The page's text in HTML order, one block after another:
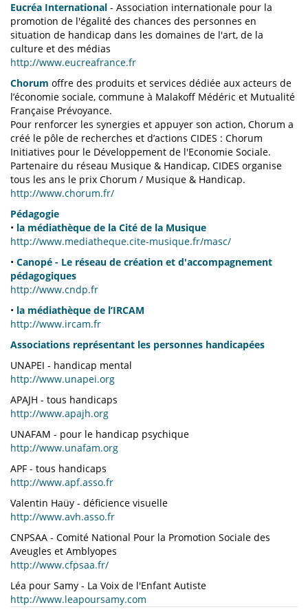
Eucréa International - Association internationale pour la
promotion de l'égalité des chances des personnes en
situation de handicap dans les domaines de l'art, de la
culture et des médias
http://www.eucreafrance.fr
Chorum offre des produits et services dédiée aux acteurs de
l’économie sociale, commune à Malakoff Médéric et Mutualité
Française Prévoyance.
Pour renforcer les synergies et appuyer son action, Chorum a
créé le pôle de recherches et d’actions CIDES : Chorum
Initiatives pour le Développement de l'Economie Sociale.
Partenaire du réseau Musique & Handicap, CIDES organise
tous les ans le prix Chorum / Musique & Handicap.
http://www.chorum.fr/
Pédagogie
• la médiathèque de la Cité de la Musique
http://www.mediatheque.cite-musique.fr/masc/
• Canopé - Le réseau de création et d'accompagnement
pédagogiques
http://www.cndp.fr
• la médiathèque de l’IRCAM
http://www.ircam.fr
Associations représentant les personnes handicapées
UNAPEI - handicap mental
http://www.unapei.org
APAJH - tous handicaps
http://www.apajh.org
UNAFAM - pour le handicap psychique
http://www.unafam.org
APF - tous handicaps
http://www.apf.asso.fr
Valentin Haüy - déficience visuelle
http://www.avh.asso.fr
CNPSAA - Comité National Pour la Promotion Sociale des
Aveugles et Amblyopes
http://www.cfpsaa.fr/
Léa pour Samy - La Voix de l'Enfant Autiste
http://www.leapoursamy.com